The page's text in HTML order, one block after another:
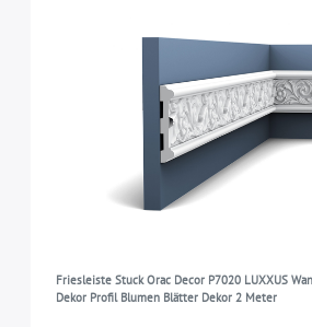
Friesleiste Stuck Orac Decor P7020 LUXXUS
Dekor Profil Blumen Blätter Dekor 2 Meter